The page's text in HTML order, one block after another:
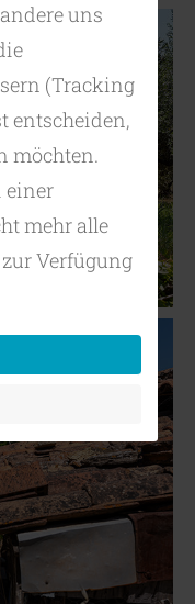
uns
(Tracking
entscheiden,
möchten.
einer
mehr alle
Verfügung